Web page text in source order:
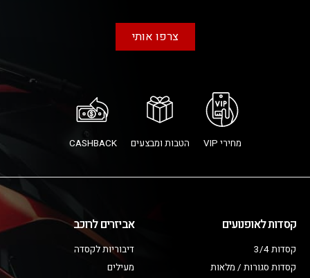
צרפו אותי
מחירי VIP הטבות ומבצעים CASHBACK
קסדות לאופנועים
קסדות 3/4
קסדות סגורות / מלאות
אביזרים לרוכב
דיבוריות לקסדה
מעילים